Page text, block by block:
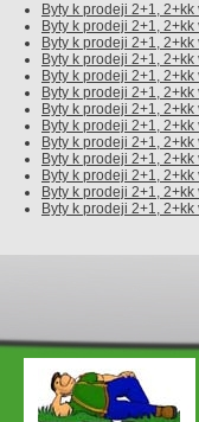
Byty k prodeji 2+1, 2+kk
Byty k prodeji 2+1,
Byty k prodeji 2+1, 2+kk
Byty k prodeji 2+1,
Byty k prodeji 2+1,
Byty k prodeji 2+1, 2+kk
Byty k prodeji 2+1,
Byty k prodeji 2+1,
Byty k prodeji 2+1, 2+kk
Byty k prodeji 2+1, 2+kk
Byty k prodeji 2+1, 2+kk
Byty k prodeji 2+1, 2+kk
Byty k prodeji 2+1, 2+kk